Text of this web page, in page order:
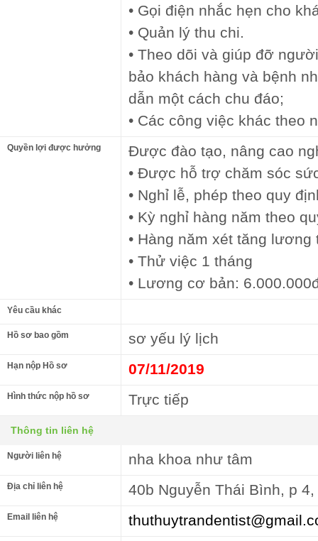
• Gọi điện nhắc hẹn cho
• Quản lý thu chi.
• Theo dõi và giúp đỡ
bảo khách hàng và bệnh
dẫn một cách chu đáo;
• Các công việc khác theo
Quyền lợi được hưởng
Được đào tạo, nâng cao
• Được hỗ trợ chăm sóc
• Nghỉ lễ, phép theo quy
• Kỳ nghỉ hàng năm theo
• Hàng năm xét tăng
• Thử việc 1 tháng
• Lương cơ bản:
Yêu cầu khác
Hồ sơ bao gồm sơ yếu lý lịch
Hạn nộp Hồ sơ 07/11/2019
Hình thức nộp hồ sơ Trực tiếp
Thông tin liên hệ
Người liên hệ nha khoa như tâm
Địa chỉ liên hệ 40b Nguyễn Thái Bình, p
Email liên hệ